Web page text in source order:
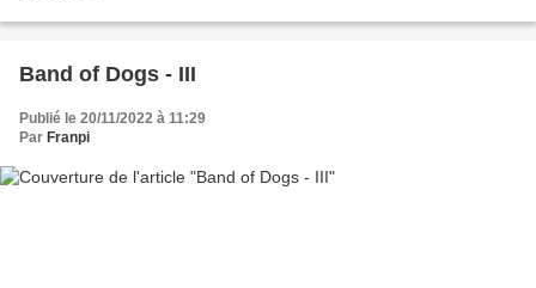
Band of Dogs - III
Publié le 20/11/2022 à 11:29
Par Franpi